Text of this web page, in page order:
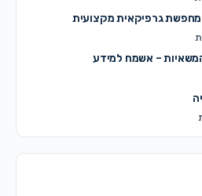
מחפשת גרפיקאית מקצועית
המשאיות – אשמח למידע